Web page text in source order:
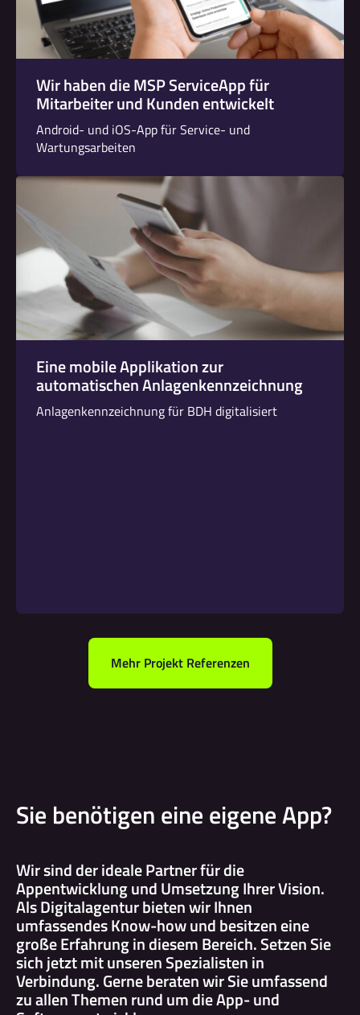
Wir haben die MSP ServiceApp für
Mitarbeiter und Kunden entwickelt
Android- und iOS-App für Service- und
Wartungsarbeiten
Eine mobile Applikation zur
automatischen Anlagenkennzeichnung
Anlagenkennzeichnung für BDH digitalisiert
Mehr Projekt Referenzen
Sie benötigen eine eigene App?
Wir sind der ideale Partner für die
Appentwicklung und Umsetzung Ihrer Vision.
Als Digitalagentur bieten wir Ihnen
umfassendes Know-how und besitzen eine
große Erfahrung in diesem Bereich. Setzen Sie
sich jetzt mit unseren Spezialisten in
Verbindung. Gerne beraten wir Sie umfassend
zu allen Themen rund um die App- und